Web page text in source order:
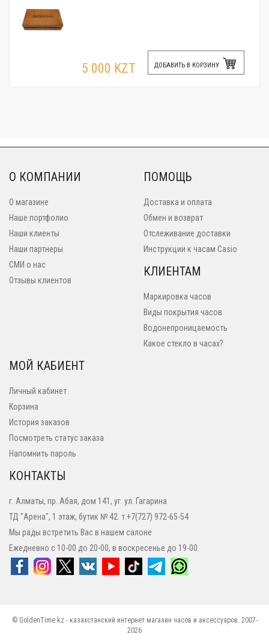
5 000 KZT ДОБАВИТЬ В КОРЗИНУ
О КОМПАНИИ
О магазине
Наше портфолио
Наши клиенты
Наши партнеры
СМИ о нас
Отзывы клиентов
ПОМОЩЬ
Доставка и оплата
Обмен и возврат
Отслеживание доставки
Инструкции к часам Casio
КЛИЕНТАМ
Маркировка часов
Виды покрытия часов
Водонепроницаемость
Какое стекло в часах?
МОЙ КАБИЕНТ
Личный кабинет
Корзина
История заказов
Посмотреть статус заказа
Напомнить пароль
КОНТАКТЫ
г. Алматы, пр. Абая, дом 141, уг. ул. Гагарина
ТД "Арена", 1 этаж, бутик № 42. т.+7(727) 972-65-54
Мы рады встретить Вас в нашем салоне
Ежедневно с 10-00 до 20-00, в воскресенье до 19-00.
© GoldenTime.kz - казахстанский интернет магазин часов и аксессуаров. 2007-
2026